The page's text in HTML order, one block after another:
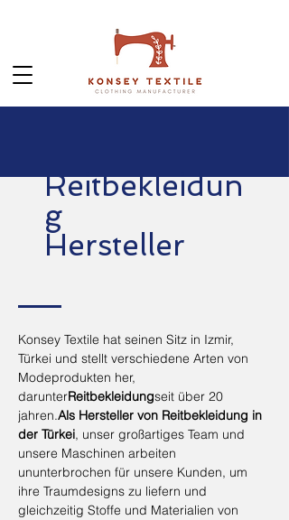
Reitbekleidun
g
Hersteller
Konsey Textile hat seinen Sitz in Izmir,
Türkei und stellt verschiedene Arten von
Modeprodukten her,
darunterReitbekleidungseit über 20
jahren.Als Hersteller von Reitbekleidung in
der Türkei, unser großartiges Team und
unsere Maschinen arbeiten
ununterbrochen für unsere Kunden, um
ihre Traumdesigns zu liefern und
gleichzeitig Stoffe und Materialien von